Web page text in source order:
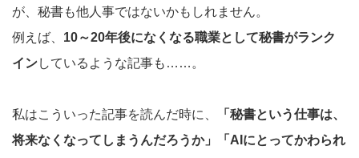
が、秘書も他人事ではないかもしれません。
例えば、 10～20年後になくなる職業として秘書がランク
インしているような記事も……。
私はこういった記事を読んだ時に、
「秘書という仕事は、
将来なくなってしまうんだろうか」「AIにとってかわられ